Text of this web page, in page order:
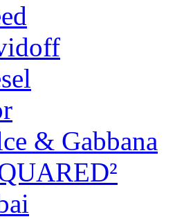
& Gabbana